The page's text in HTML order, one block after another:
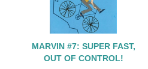
MARVIN #7: SUPER FAST,
OUT OF CONTROL!